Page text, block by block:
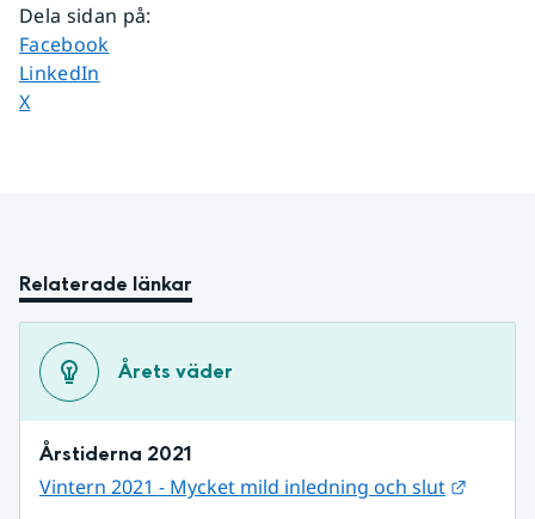
Dela sidan på:
Dela sidan på
Facebook
Dela sidan på
LinkedIn
Dela sidan på
X
Relaterade länkar
Årets väder
Årstiderna 2021
Vintern 2021 - Mycket mild inledning och slut